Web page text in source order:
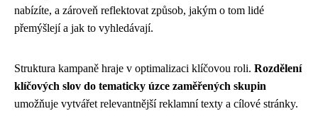
nabízíte, a zároveň reflektovat způsob, jakým o tom lidé
přemýšlejí a jak to vyhledávají.
Struktura kampaně hraje v optimalizaci klíčovou roli. Rozdělení
klíčových slov do tematicky úzce zaměřených skupin
umožňuje vytvářet relevantnější reklamní texty a cílové stránky.